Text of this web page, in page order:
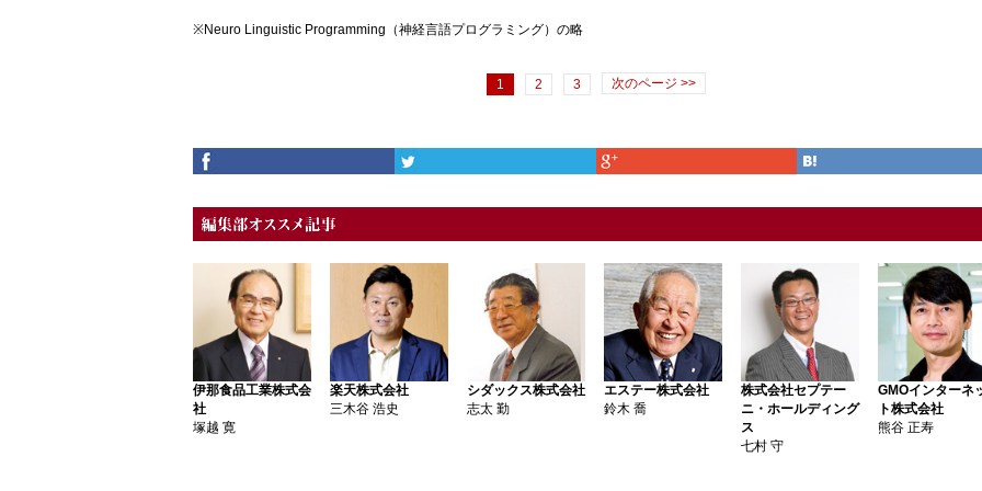
※Neuro Linguistic Programming（神経言語プログラミング）の略
1 2 3 次のページ >>
伊那食品工業株式会
社
塚越 寛
楽天株式会社
三木谷 浩史
シダックス株式会社
志太 勤
エステー株式会社
鈴木 喬
株式会社セプテー
ニ・ホールディング
ス
七村 守
GMOインターネ
ト株式会社
熊谷 正寿